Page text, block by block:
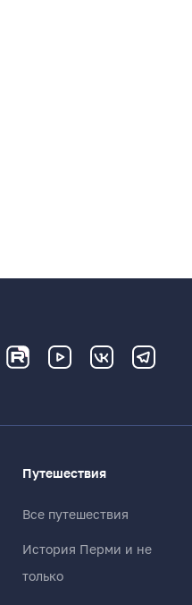
Путешествия
Все путешествия
История Перми и не
только